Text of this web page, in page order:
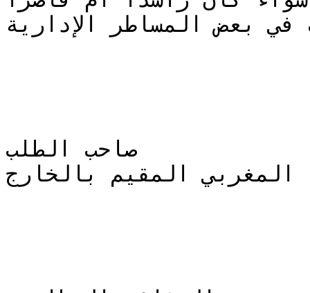
بعض المساطر الإدارية.
صاحب الطلب
المغربي المقيم بالخارج